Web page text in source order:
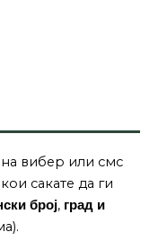
вибер или смс
кои сакате да ги
број, град и